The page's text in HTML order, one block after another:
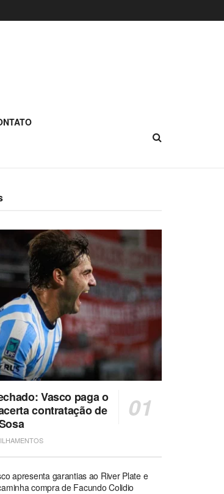
Vasco paga o
contratação de
apresenta garantias ao River Plate e
compra de Facundo Colidio